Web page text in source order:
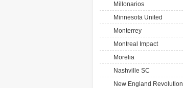
Millonarios
Minnesota United
Monterrey
Montreal Impact
Morelia
Nashville SC
New England Revolution